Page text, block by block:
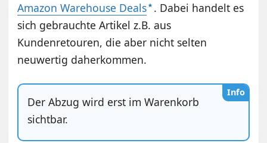
Amazon Warehouse Deals . Dabei handelt es
sich gebrauchte Artikel z.B. aus
Kundenretouren, die aber nicht selten
neuwertig daherkommen.
Info
Der Abzug wird erst im Warenkorb
sichtbar.